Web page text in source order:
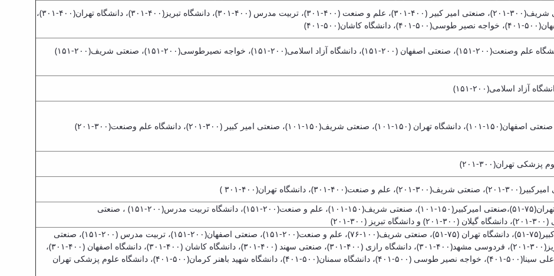
دانشگاه آزاد اسلامی(۲۰۰-۱۵۱)، صنعتی شریف(۳۰۰-۲۰۱)، صنعتی امیر کبیر (۴۰۰-۳۰۱)، علم و صنعت (۴۰۰-۳۰۱)، تربیت مدرس (۴۰۰-۳۰۱)، دانشگاه تبریز(۴۰۰-۳۰۱)، دانشگاه تهران(۴۰۰-۳۰۱)،
دانشگاه صنعتی امیرکبیر(۲۰۰-۱۵۱)، دانشگاه علم وصنعت(۲۰۰-۱۵۱)، صنعتی اصفهان (۲۰۰-۱۵۱)، دانشگاه آزاد اسلامی(۲۰۰-۱۵۱)، خواجه نصیرطوسی(۲۰۰-۱۵۱)، صنعتی شریف(۲۰۰-۱۵۱)
دانشگاه آزاد اسلامی(۷۵-۵۱)، دانشگاه تهران(۷۵-۵۱)،صنعتی امیرکبیر(۱۵۰-۱۰۱)، صنعتی شریف(۱۵۰-۱۰۱)، علم و صنعت(۲۰۰-۱۵۱)، دانشگاه تربیت مدرس(۲۰۰-۱۵۱) ، صنعتی
دانشگاه آزاد اسلامی(۲۶)، صنعتی امیر کبیر(۷۵-۵۱)، دانشگاه تهران (۷۵-۵۱)، صنعتی شریف(۱۰۰-۷۶)، علم و صنعت(۲۰۰-۱۵۱)، صنعتی اصفهان(۲۰۰-۱۵۱)، تربیت مدرس (۲۰۰-۱۵۱)، صنعتی
نوشیروانی بابل(۳۰۰-۲۰۱)، دانشگاه تبریز(۳۰۰-۲۰۱)، فردوسی مشهد(۴۰۰-۳۰۱)، دانشگاه رازی (۴۰۰-۳۰۱)، صنعتی سهند (۴۰۰-۳۰۱)، دانشگاه کاشان (۴۰۰-۳۰۱)، دانشگاه اصفهان (۴۰۰-۳۰۱)،
دانشگاه یاسوج (۴۰۰-۳۰۱)، دانشگاه بو علی سینا(۵۰۰-۴۰۱)، خواجه نصیر طوسی (۵۰۰-۴۰۱)، دانشگاه سمنان(۵۰۰-۴۰۱)، دانشگاه شهید باهنر کرمان(۵۰۰-۴۰۱)، دانشگاه علوم پزشکی تهران